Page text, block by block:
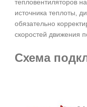
тепловентиляторов
источника теплоты,
обязательно
скоростей движения
Схема